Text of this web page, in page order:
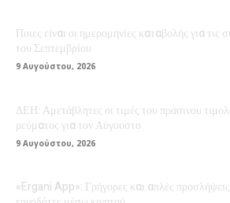
Ποιες είναι οι ημερομηνίες καταβολής για τις
του Σεπτεμβρίου
9 Αυγούστου, 2026
ΔΕΗ: Αμετάβλητες οι τιμές του πράσινου
ρεύματος για τον Αύγουστο
9 Αυγούστου, 2026
«Ergani App»: Γρήγορες και απλές